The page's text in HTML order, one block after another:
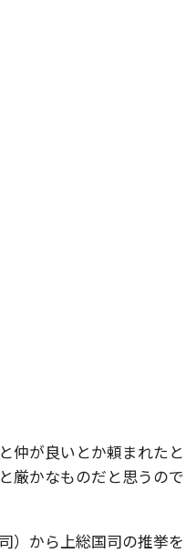
仲が良いとか頼まれたと
厳かなものだと思うので
）から上総国司の推挙を